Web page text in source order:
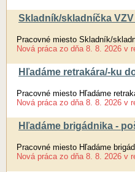
Skladník/skladníčka
Pracovné miesto Skladník/
Nová práca zo dňa 8. 8. 2026 v
Hľadáme retrakára/-ku
Pracovné miesto Hľadáme
Nová práca zo dňa 8. 8. 2026 v
Hľadáme brigádnika -
Pracovné miesto Hľadáme
Nová práca zo dňa 8. 8. 2026 v